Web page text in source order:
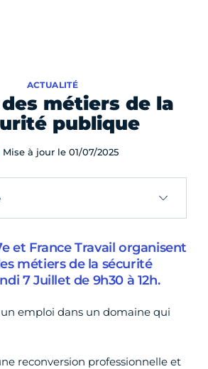
métiers de la
publique
ACTUALITÉ
Mise à jour le 01/07/2025
et France Travail organisent
métiers de la sécurité
7 Juillet de 9h30 à 12h.
emploi dans un domaine qui
reconversion professionnelle et